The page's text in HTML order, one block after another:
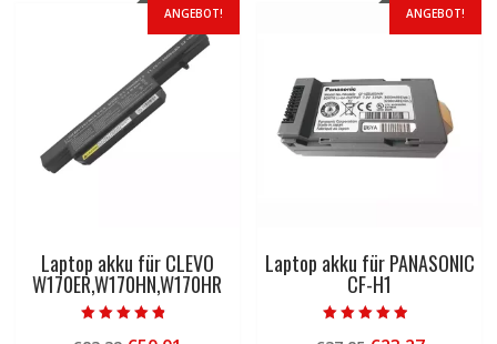
ANGEBOT!
Laptop akku für CLEVO
W170ER,W170HN,W170HR
ANGEBOT!
Laptop akku für PANASONIC
CF-H1